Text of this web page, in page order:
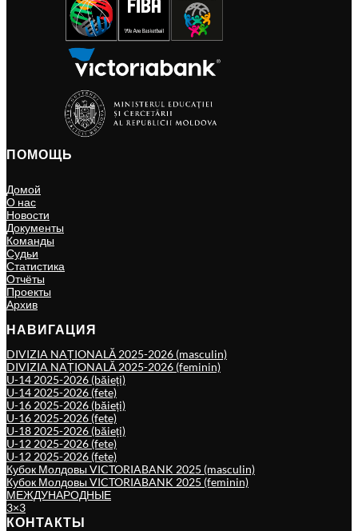
ПОМОЩЬ
Домой
О нас
Новости
Документы
Команды
Судьи
Статистика
Отчёты
Проекты
Архив
НАВИГАЦИЯ
DIVIZIA NAȚIONALĂ 2025-2026 (masculin)
DIVIZIA NAȚIONALĂ 2025-2026 (feminin)
U-14 2025-2026 (băieți)
U-14 2025-2026 (fete)
U-16 2025-2026 (băieți)
U-16 2025-2026 (fete)
U-18 2025-2026 (băieți)
U-12 2025-2026 (fete)
U-12 2025-2026 (fete)
Кубок Молдовы VICTORIABANK 2025 (masculin)
Кубок Молдовы VICTORIABANK 2025 (feminin)
МЕЖДУНАРОДНЫЕ
3×3
КОНТАКТЫ